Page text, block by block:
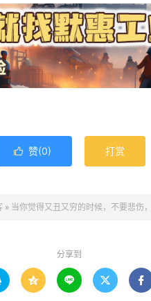
 赞(0) 打赏
» 当你觉得又丑又穷的时候，不要悲伤
分享到
   